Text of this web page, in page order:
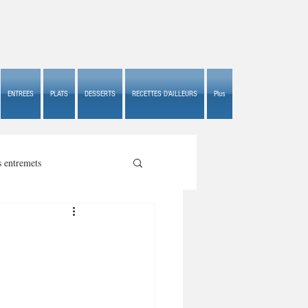
ENTREES PLATS DESSERTS RECETTES D'AILLEURS Plus
entremets